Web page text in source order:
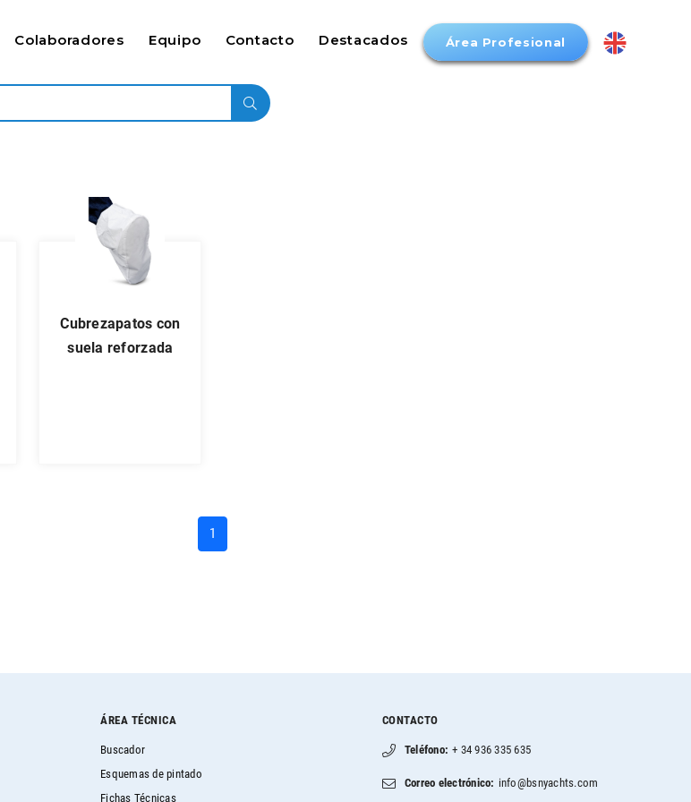
Colaboradores Equipo Contacto Destacados Área Profesional
cubrezapatos con
suela reforzada
1
ÁREA TÉCNICA
Buscador
Esquemas de pintado
Fichas Técnicas
CONTACTO
Teléfono: + 34 936 335 635
Correo electrónico: info@bsnyachts.com